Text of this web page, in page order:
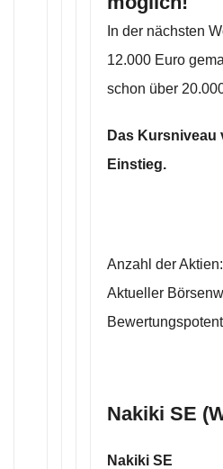
In der nächsten
12.000 Euro
schon über
Das Kursniveau
Einstieg.
Anzahl der
Aktueller
Nakiki SE
Nakiki SE